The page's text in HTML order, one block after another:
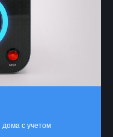
с учетом